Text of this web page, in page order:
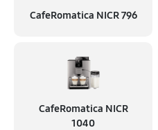
CafeRomatica NICR 796
CafeRomatica NICR
1040